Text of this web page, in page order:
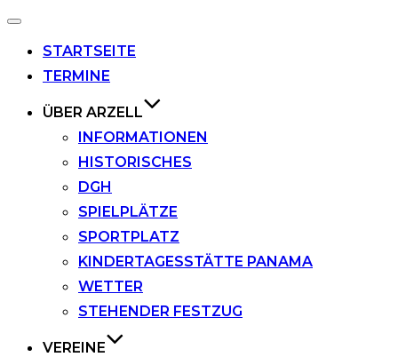
Navigation
STARTSEITE
TERMINE
ÜBER ARZELL
INFORMATIONEN
HISTORISCHES
DGH
SPIELPLÄTZE
SPORTPLATZ
KINDERTAGESSTÄTTE PANAMA
WETTER
STEHENDER FESTZUG
VEREINE